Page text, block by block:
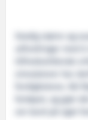
Stadig større og
utfordringer med
tilfredsstillende
simulatorer har
ferdighetene. Nå
fartøyet, og gjør
om bord på eget